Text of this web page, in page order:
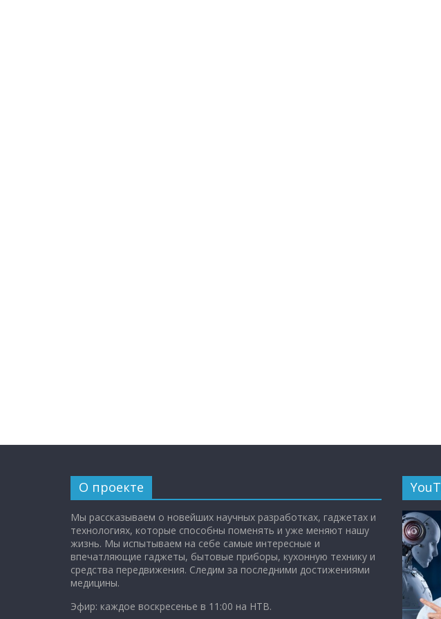
О проекте
Мы рассказываем о новейших научных разработках, гаджетах и
технологиях, которые способны поменять и уже меняют нашу
жизнь. Мы испытываем на себе самые интересные и
впечатляющие гаджеты, бытовые приборы, кухонную технику и
средства передвижения. Следим за последними достижениями
медицины.
Эфир: каждое воскресенье в 11:00 на НТВ.